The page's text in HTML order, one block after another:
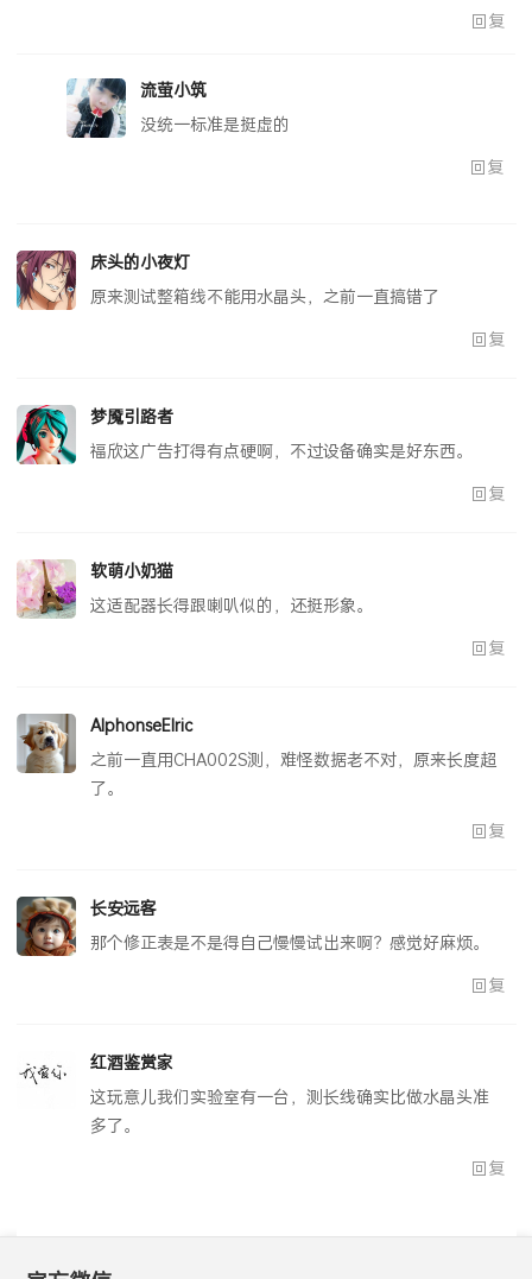
回复
流萤小筑
没统一标准是挺虚的
回复
床头的小夜灯
原来测试整箱线不能用水晶头，之前一直搞错了
回复
梦魇引路者
福欣这广告打得有点硬啊，不过设备确实是好东西。
回复
软萌小奶猫
这适配器长得跟喇叭似的，还挺形象。
回复
AlphonseElric
之前一直用CHA002S测，难怪数据老不对，原来长度超
了。
回复
长安远客
那个修正表是不是得自己慢慢试出来啊？感觉好麻烦。
回复
红酒鉴赏家
这玩意儿我们实验室有一台，测长线确实比做水晶头准
多了。
回复